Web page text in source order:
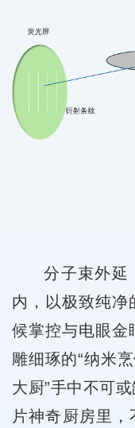
分子束外延
内，以极致纯净
候掌控与电眼金
雕细琢的“纳米
大厨”手中不可
片神奇厨房里，